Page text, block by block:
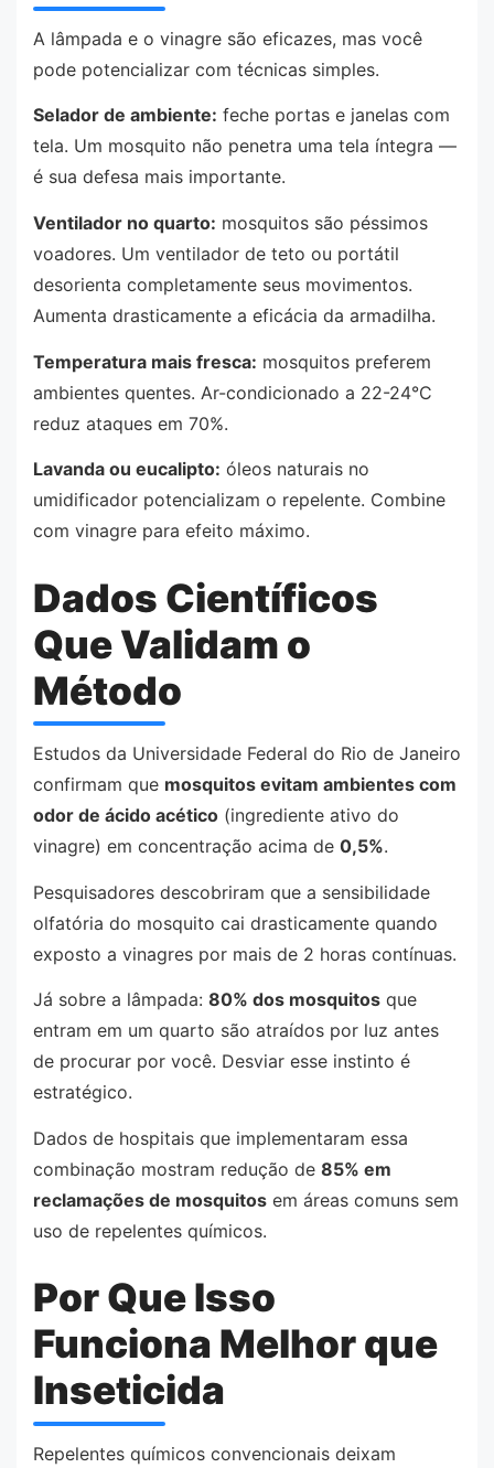
A lâmpada e o vinagre são eficazes, mas você
pode potencializar com técnicas simples.
Selador de ambiente: feche portas e janelas com
tela. Um mosquito não penetra uma tela íntegra —
é sua defesa mais importante.
Ventilador no quarto: mosquitos são péssimos
voadores. Um ventilador de teto ou portátil
desorienta completamente seus movimentos.
Aumenta drasticamente a eficácia da armadilha.
Temperatura mais fresca: mosquitos preferem
ambientes quentes. Ar-condicionado a 22-24°C
reduz ataques em 70%.
Lavanda ou eucalipto: óleos naturais no
umidificador potencializam o repelente. Combine
com vinagre para efeito máximo.
Dados Científicos
Que Validam o
Método
Estudos da Universidade Federal do Rio de Janeiro
confirmam que mosquitos evitam ambientes com
odor de ácido acético (ingrediente ativo do
vinagre) em concentração acima de 0,5%.
Pesquisadores descobriram que a sensibilidade
olfatória do mosquito cai drasticamente quando
exposto a vinagres por mais de 2 horas contínuas.
Já sobre a lâmpada: 80% dos mosquitos que
entram em um quarto são atraídos por luz antes
de procurar por você. Desviar esse instinto é
estratégico.
Dados de hospitais que implementaram essa
combinação mostram redução de 85% em
reclamações de mosquitos em áreas comuns sem
uso de repelentes químicos.
Por Que Isso
Funciona Melhor que
Inseticida
Repelentes químicos convencionais deixam